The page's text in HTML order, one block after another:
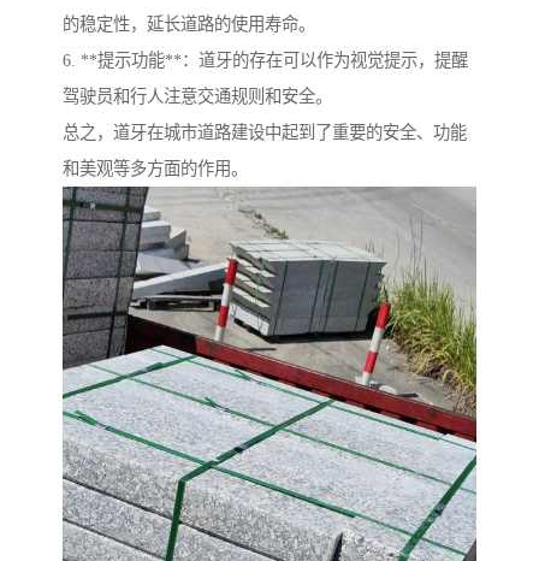
的稳定性，延长道路的使用寿命。
6. **提示功能**：道牙的存在可以作为视觉提示，提醒
驾驶员和行人注意交通规则和安全。
总之，道牙在城市道路建设中起到了重要的安全、功能
和美观等多方面的作用。